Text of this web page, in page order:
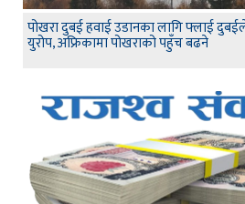
पोखरा दुबई हवाई उडानका लागि फ्लाई
युरोप, अफ्रिकामा पोखराको पहुँच बढने